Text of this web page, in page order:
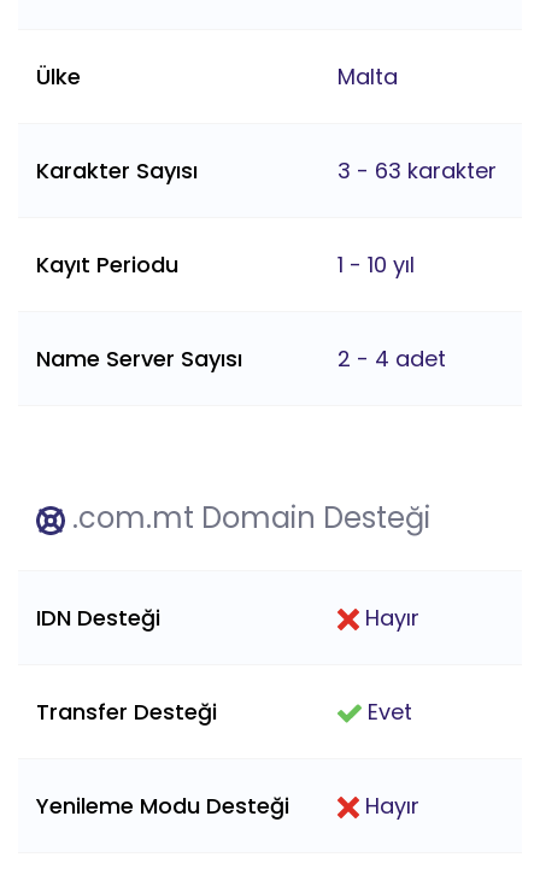
Ülke Malta
Karakter Sayısı 3 - 63 karakter
Kayıt Periodu 1 - 10 yıl
Name Server Sayısı 2 - 4 adet
.com.mt Domain Desteği
IDN Desteği Hayır
Transfer Desteği Evet
Yenileme Modu Desteği Hayır